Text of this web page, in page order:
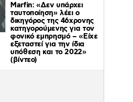
Marfin: «Δεν υπάρχει
ταυτοποίηση» λέει ο
δικηγόρος της 46χρονης
κατηγορούμενης για τον
φονικό εμπρησμό – «Είχε
εξεταστεί για την ίδια
υπόθεση και το 2022»
(βίντεο)